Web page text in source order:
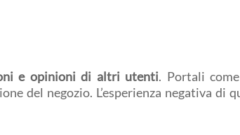
e opinioni di altri utenti. Portali
del negozio. L’esperienza negativa di